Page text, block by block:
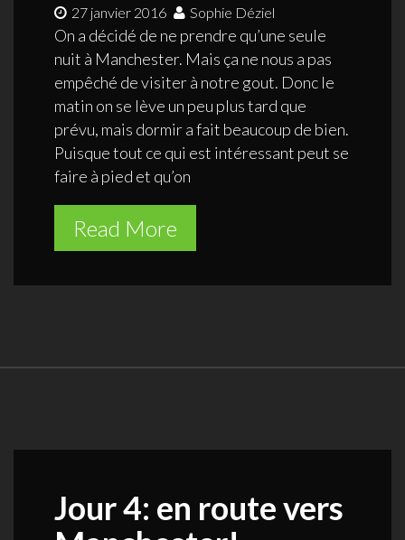
27 janvier 2016 Sophie Déziel
On a décidé de ne prendre qu’une seule
nuit à Manchester. Mais ça ne nous a pas
empêché de visiter à notre gout. Donc le
matin on se lève un peu plus tard que
prévu, mais dormir a fait beaucoup de bien.
Puisque tout ce qui est intéressant peut se
faire à pied et qu’on
Read More
Jour 4: en route vers